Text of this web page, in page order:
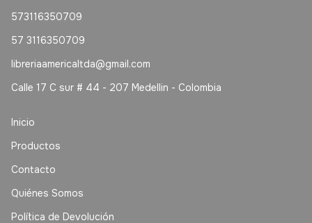
573116350709
57 3116350709
libreriaamericaltda@gmail.com
Calle 17 C sur # 44 - 207 Medellin - Colombia
Inicio
Productos
Contacto
Quiénes Somos
Política de Devolución